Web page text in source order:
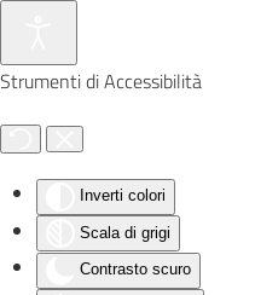
Strumenti di Accessibilità
Inverti colori
Scala di grigi
Contrasto scuro
Skip to main content